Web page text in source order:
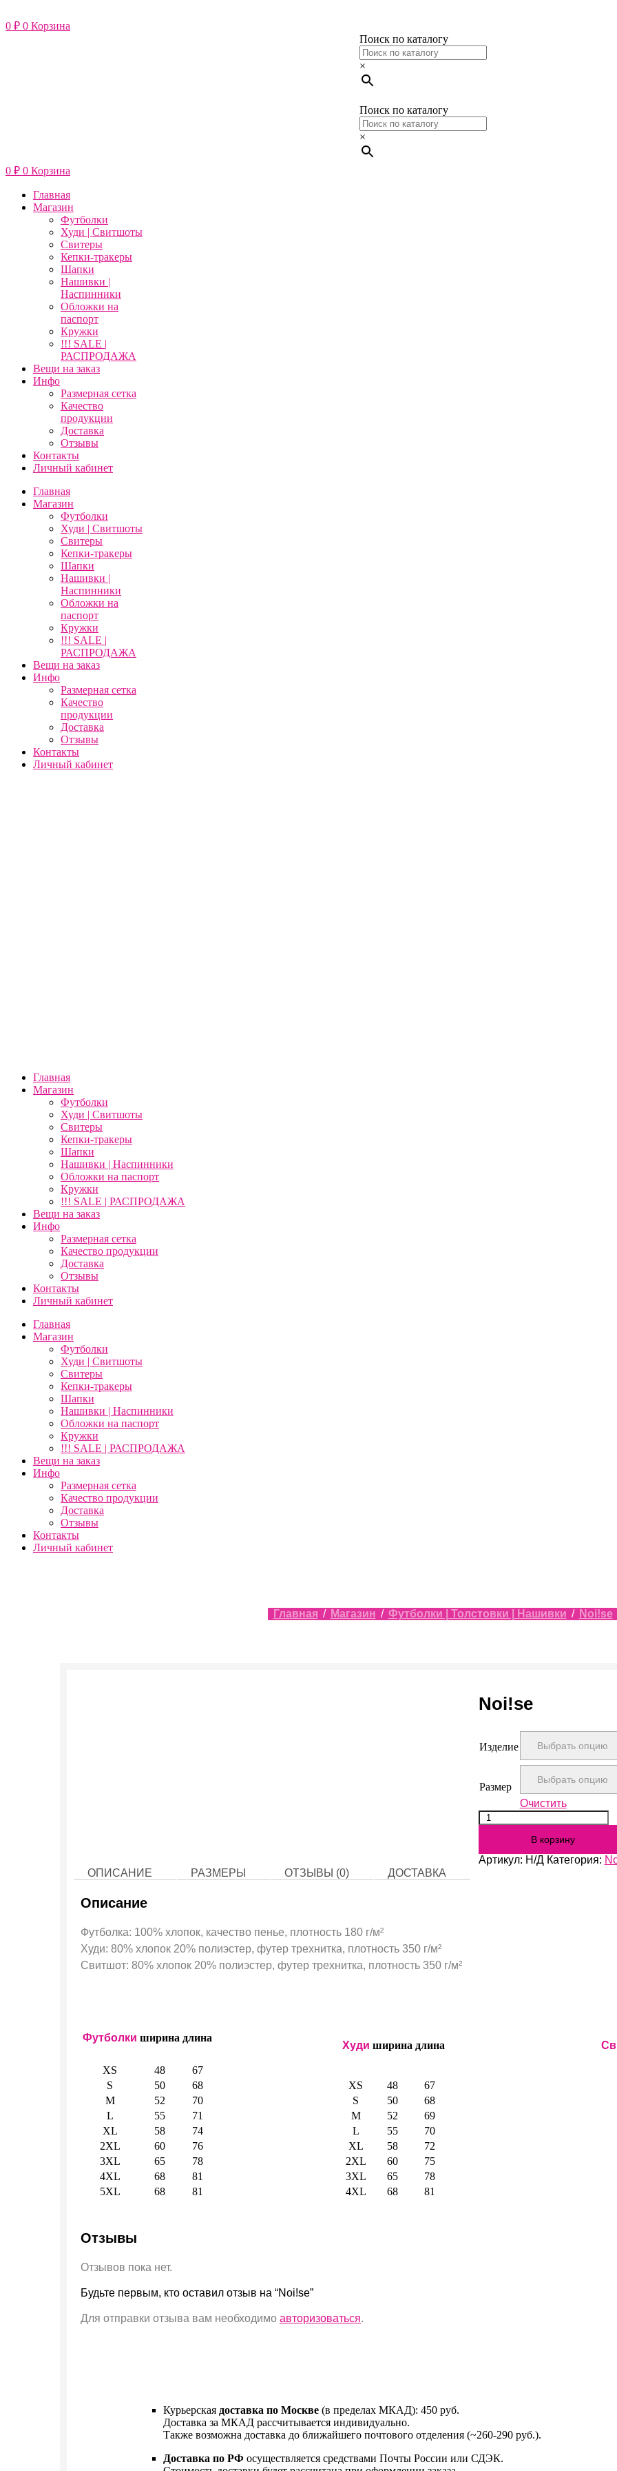
к
содержимому
0 ₽ 0 Корзина
Поиск по каталогу
×
Поиск по каталогу
×
0 ₽ 0 Корзина
Главная
Магазин
Футболки
Худи | Свитшоты
Свитеры
Кепки-тракеры
Шапки
Нашивки |
Наспинники
Обложки на
паспорт
Кружки
!!! SALE |
РАСПРОДАЖА
Вещи на заказ
Инфо
Размерная сетка
Качество
продукции
Доставка
Отзывы
Контакты
Личный кабинет
Главная
Магазин
Футболки
Худи | Свитшоты
Свитеры
Кепки-тракеры
Шапки
Нашивки |
Наспинники
Обложки на
паспорт
Кружки
!!! SALE |
РАСПРОДАЖА
Вещи на заказ
Инфо
Размерная сетка
Качество
продукции
Доставка
Отзывы
Контакты
Личный кабинет
Главная
Магазин
Футболки
Худи | Свитшоты
Свитеры
Кепки-тракеры
Шапки
Нашивки | Наспинники
Обложки на паспорт
Кружки
!!! SALE | РАСПРОДАЖА
Вещи на заказ
Инфо
Размерная сетка
Качество продукции
Доставка
Отзывы
Контакты
Личный кабинет
Главная
Магазин
Футболки
Худи | Свитшоты
Свитеры
Кепки-тракеры
Шапки
Нашивки | Наспинники
Обложки на паспорт
Кружки
!!! SALE | РАСПРОДАЖА
Вещи на заказ
Инфо
Размерная сетка
Качество продукции
Доставка
Отзывы
Контакты
Личный кабинет
Главная / Магазин / Футболки | Толстовки | Нашивки / Noi!se
Noi!se
Изделие
Размер
Очистить
Количество
Noi!se
В корзину
Артикул: Н/Д Категория:
ОПИСАНИЕ
РАЗМЕРЫ ОТЗЫВЫ (0) ДОСТАВКА
Описание
Футболка: 100% хлопок, качество пенье, плотность 180 г/м²
Худи: 80% хлопок 20% полиэстер, футер трехнитка, плотность 350 г/м²
Свитшот: 80% хлопок 20% полиэстер, футер трехнитка, плотность 350 г/м²
Футболки ширина длина
XS 48
67
S
50
68
M
52
70
L
55
71
XL
58
74
2XL
60
76
3XL
65
78
4XL
68
81
5XL
68 81
Худи ширина длина
XS 48
67
S
50
68
M
52
69
L
55
70
XL
58
72
2XL
60
75
3XL
65
78
4XL
68 81
Отзывы
Отзывов пока нет.
Будьте первым, кто оставил отзыв на “Noi!se”
Для отправки отзыва вам необходимо авторизоваться.
Курьерская доставка по Москве (в пределах МКАД): 450 руб.
Доставка за МКАД рассчитывается индивидуально.
Также возможна доставка до ближайшего почтового отделения (~260-290 руб.).
Доставка по РФ осуществляется средствами Почты России или СДЭК.